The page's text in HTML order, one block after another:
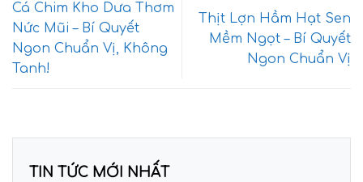
Cá Chim Kho Dưa Thơm
Nức Mũi – Bí Quyết
Ngon Chuẩn Vị, Không
Tanh!
Thịt Lợn Hầm Hạt Sen
Mềm Ngọt – Bí Quyết
Ngon Chuẩn Vị
TIN TỨC MỚI NHẤT